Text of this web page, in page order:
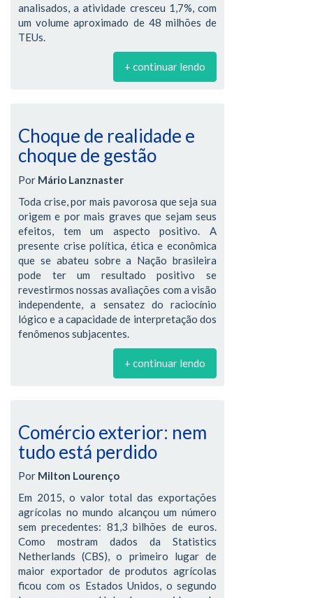
analisados, a atividade cresceu 1,7%, com
um volume aproximado de 48 milhões de
TEUs.
+ continuar lendo
Choque de realidade e
choque de gestão
Por Mário Lanznaster
Toda crise, por mais pavorosa que seja sua
origem e por mais graves que sejam seus
efeitos, tem um aspecto positivo. A
presente crise política, ética e econômica
que se abateu sobre a Nação brasileira
pode ter um resultado positivo se
revestirmos nossas avaliações com a visão
independente, a sensatez do raciocínio
lógico e a capacidade de interpretação dos
fenômenos subjacentes.
+ continuar lendo
Comércio exterior: nem
tudo está perdido
Por Milton Lourenço
Em 2015, o valor total das exportações
agrícolas no mundo alcançou um número
sem precedentes: 81,3 bilhões de euros.
Como mostram dados da Statistics
Netherlands (CBS), o primeiro lugar de
maior exportador de produtos agrícolas
ficou com os Estados Unidos, o segundo